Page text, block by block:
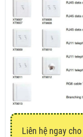
Liên hệ ngay cho